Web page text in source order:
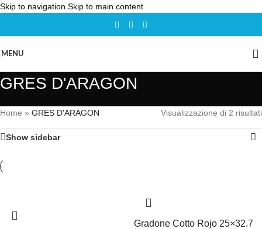
Skip to navigation Skip to main content
MENU
GRES D'ARAGON
Home » GRES D'ARAGON Visualizzazione di 2 risultati
Show sidebar
Gradone Cotto Rojo 25×32.7